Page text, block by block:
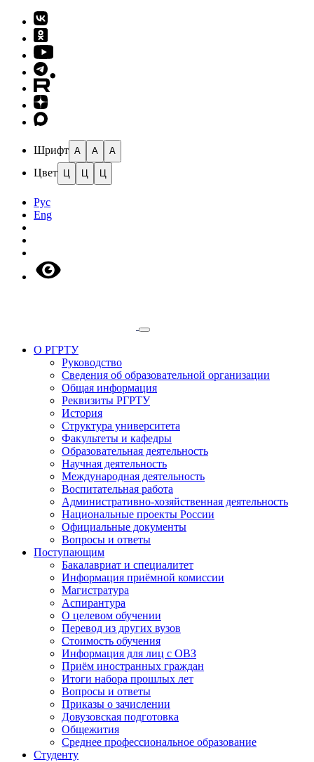
Шрифт A A A
Цвет Ц Ц Ц
Рус
Eng
О РГРТУ
Руководство
Сведения об образовательной организации
Общая информация
Реквизиты РГРТУ
История
Структура университета
Факультеты и кафедры
Образовательная деятельность
Научная деятельность
Международная деятельность
Воспитательная работа
Административно-хозяйственная деятельность
Национальные проекты России
Официальные документы
Вопросы и ответы
Поступающим
Бакалавриат и специалитет
Информация приёмной комиссии
Магистратура
Аспирантура
О целевом обучении
Перевод из других вузов
Стоимость обучения
Информация для лиц с ОВЗ
Приём иностранных граждан
Итоги набора прошлых лет
Вопросы и ответы
Приказы о зачислении
Довузовская подготовка
Общежития
Среднее профессиональное образование
Студенту